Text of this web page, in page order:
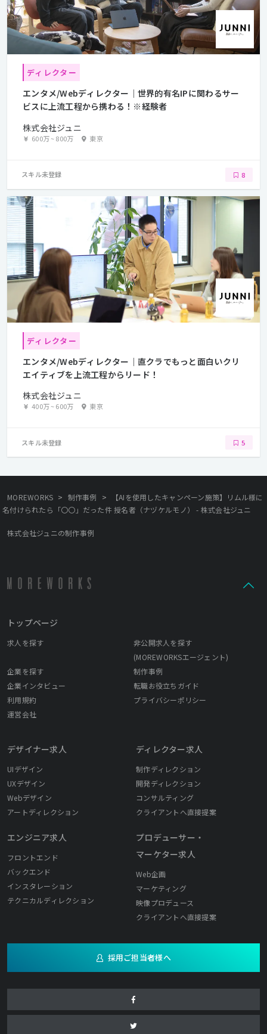
ディレクター
エンタメ/Webディレクター｜世界的有名IPに関わるサー
ビスに上流工程から携わる！※経験者
株式会社ジュニ
600万~800万 東京
スキル未登録 8
ディレクター
エンタメ/Webディレクター｜直クラでもっと面白いクリ
エイティブを上流工程からリード！
株式会社ジュニ
400万~600万 東京
スキル未登録 5
MOREWORKS > 制作事例 >
【AIを使用したキャンペーン施策】リムル様に
名付けられたら「〇〇」だった件 授名者（ナヅケルモノ） - 株式会社ジュニ
株式会社ジュニの制作事例
トップページ
求人を探す
非公開求人を探す
(MOREWORKSエージェント)
企業を探す
制作事例
企業インタビュー
転職お役立ちガイド
利用規約
プライバシーポリシー
運営会社
デザイナー求人
UIデザイン
UXデザイン
Webデザイン
アートディレクション
エンジニア求人
フロントエンド
バックエンド
インスタレーション
テクニカルディレクション
ディレクター求人
制作ディレクション
開発ディレクション
コンサルティング
クライアントへ直接提案
プロデューサー・
マーケター求人
Web企画
マーケティング
映像プロデュース
クライアントへ直接提案
採用ご担当者様へ